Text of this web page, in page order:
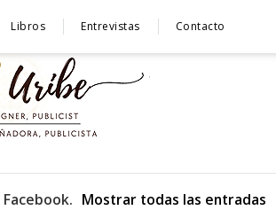
Libros Entrevistas Contacto
Facebook. Mostrar todas las entradas